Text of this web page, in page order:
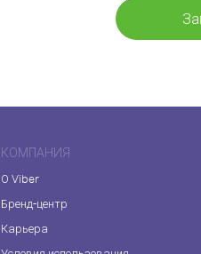
КОМПАНИЯ
О Viber
Бренд-центр
Карьера